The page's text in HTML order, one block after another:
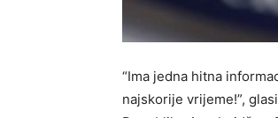
“Ima jedna hitna
najskorije vrijeme!”,